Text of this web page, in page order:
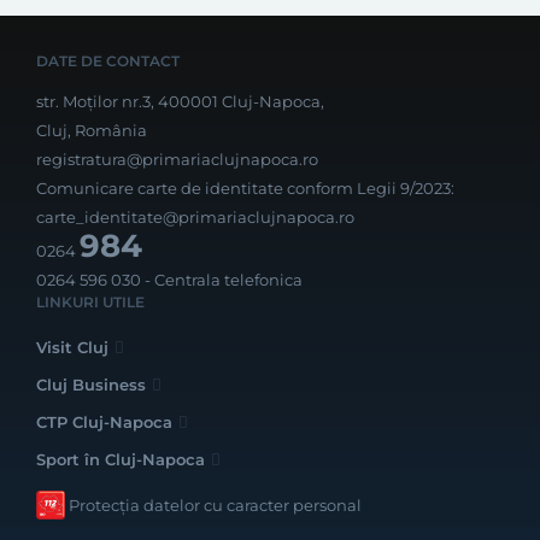
DATE DE CONTACT
str. Moților nr.3, 400001 Cluj-Napoca,
Cluj, România
registratura@primariaclujnapoca.ro
Comunicare carte de identitate conform Legii 9/2023:
carte_identitate@primariaclujnapoca.ro
0264984
0264 596 030 - Centrala telefonica
LINKURI UTILE
Visit Cluj
Cluj Business
CTP Cluj-Napoca
Sport în Cluj-Napoca
Protecția datelor cu caracter personal